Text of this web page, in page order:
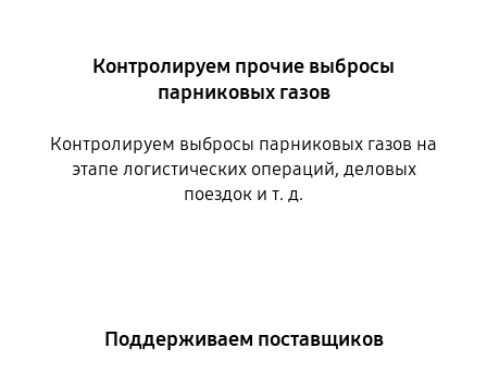
Контролируем прочие выбросы
парниковых газов
Контролируем выбросы парниковых газов на
этапе логистических операций, деловых
поездок и т. д.
Поддерживаем поставщиков